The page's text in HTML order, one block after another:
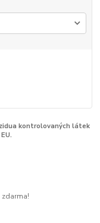
kontrolovaných látek